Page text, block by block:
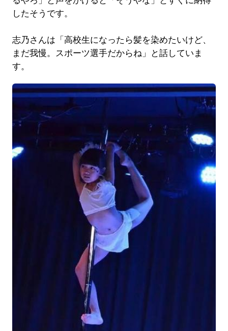
したそうです。
志乃さんは「高校生になったら髪を染めたいけど、
まだ我慢。スポーツ選手だからね」と話していま
す。